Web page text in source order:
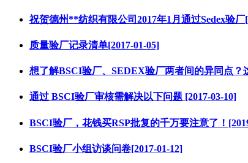
祝贺德州**纺织有限公司2017年1月通过Sedex验厂
质量验厂记录清单[2017-01-05]
想了解BSCI验厂、SEDEX验厂两者间的异同点？
通过 BSCI验厂审核需解决以下问题 [2017-03-10]
BSCI验厂，花钱买RSP批复的千万要注意了！
BSCI验厂小组访谈问卷[2017-01-12]